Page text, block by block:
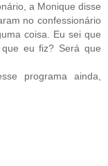
a Monique disse
no confessionário
coisa. Eu sei que
eu fiz? Será que
programa ainda,